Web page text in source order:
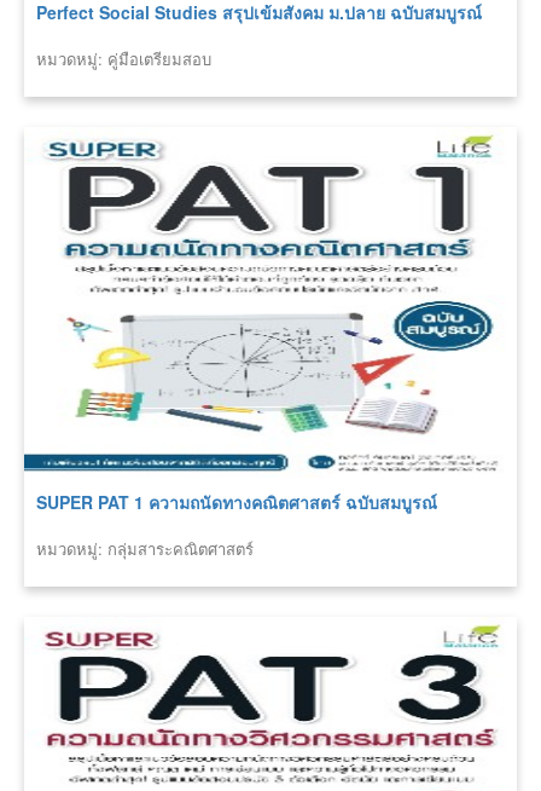
Perfect Social Studies สรุปเข้มสังคม ม.ปลาย ฉบับสมบูรณ์
หมวดหมู่: คู่มือเตรียมสอบ
SUPER PAT 1 ความถนัดทางคณิตศาสตร์ ฉบับสมบูรณ์
หมวดหมู่: กลุ่มสาระคณิตศาสตร์